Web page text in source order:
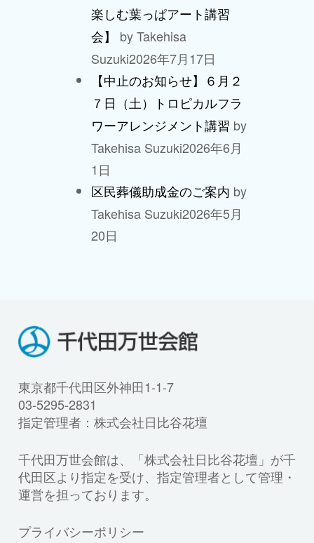
楽しむ葉っぱアート講習
会】
by Takehisa
Suzuki2026年7月17日
【中止のお知らせ】６月２
７日（土）トロピカルフラ
ワーアレンジメント講習 by
Takehisa Suzuki2026年6月
1日
区民葬儀助成金のご案内 by
Takehisa Suzuki2026年5月
20日
東京都千代田区外神田1-1-7
03-5295-2831
指定管理者：株式会社日比谷花壇
千代田万世会館は、「株式会社日比谷花壇」が千
代田区より指定を受け、指定管理者として管理・
運営を担っております。
プライバシーポリシー